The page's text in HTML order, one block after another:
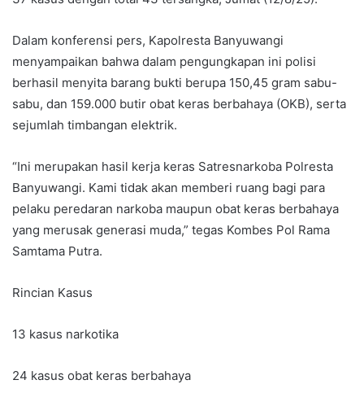
Dalam konferensi pers, Kapolresta Banyuwangi
menyampaikan bahwa dalam pengungkapan ini polisi
berhasil menyita barang bukti berupa 150,45 gram sabu-
sabu, dan 159.000 butir obat keras berbahaya (OKB), serta
sejumlah timbangan elektrik.
“Ini merupakan hasil kerja keras Satresnarkoba Polresta
Banyuwangi. Kami tidak akan memberi ruang bagi para
pelaku peredaran narkoba maupun obat keras berbahaya
yang merusak generasi muda,” tegas Kombes Pol Rama
Samtama Putra.
Rincian Kasus
13 kasus narkotika
24 kasus obat keras berbahaya